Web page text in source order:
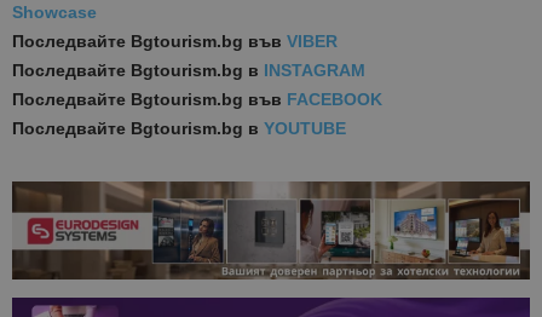
Showcase
Последвайте Bgtourism.bg във VIBER
Последвайте Bgtourism.bg в INSTAGRAM
Последвайте Bgtourism.bg във FACEBOOK
Последвайте Bgtourism.bg в YOUTUBE